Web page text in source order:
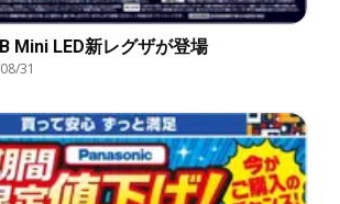
Mini LED新レグザが登場
31